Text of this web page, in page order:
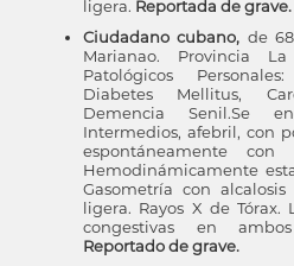
ligera. Reportada de grave.
Ciudadano cubano, de
Marianao. Provincia
Patológicos
Diabetes Mellitus,
Demencia Senil.Se
Intermedios, afebril, con
espontáneamente con
Hemodinámicamente
Gasometría con
ligera. Rayos X de Tórax.
congestivas en
Reportado de grave.